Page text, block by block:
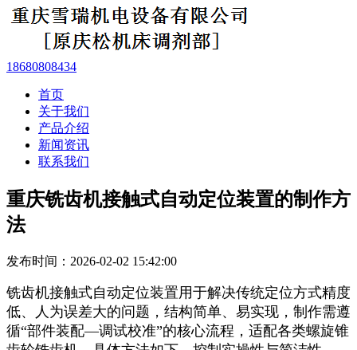
18680808434
首页
关于我们
产品介绍
新闻资讯
联系我们
重庆铣齿机接触式自动定位装置的制作方
法
发布时间：2026-02-02 15:42:00
铣齿机接触式自动定位装置用于解决传统定位方式精度
低、人为误差大的问题，结构简单、易实现，制作需遵
循“部件装配—调试校准”的核心流程，适配各类螺旋锥